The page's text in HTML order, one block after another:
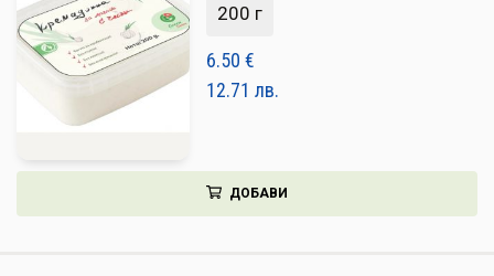
200 г
6.50 €
12.71 лв.
ДОБАВИ